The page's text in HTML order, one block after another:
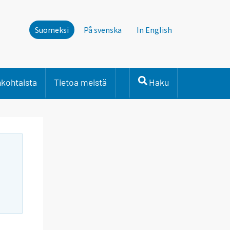
Suomeksi På svenska In English
Tietoa meistä Haku